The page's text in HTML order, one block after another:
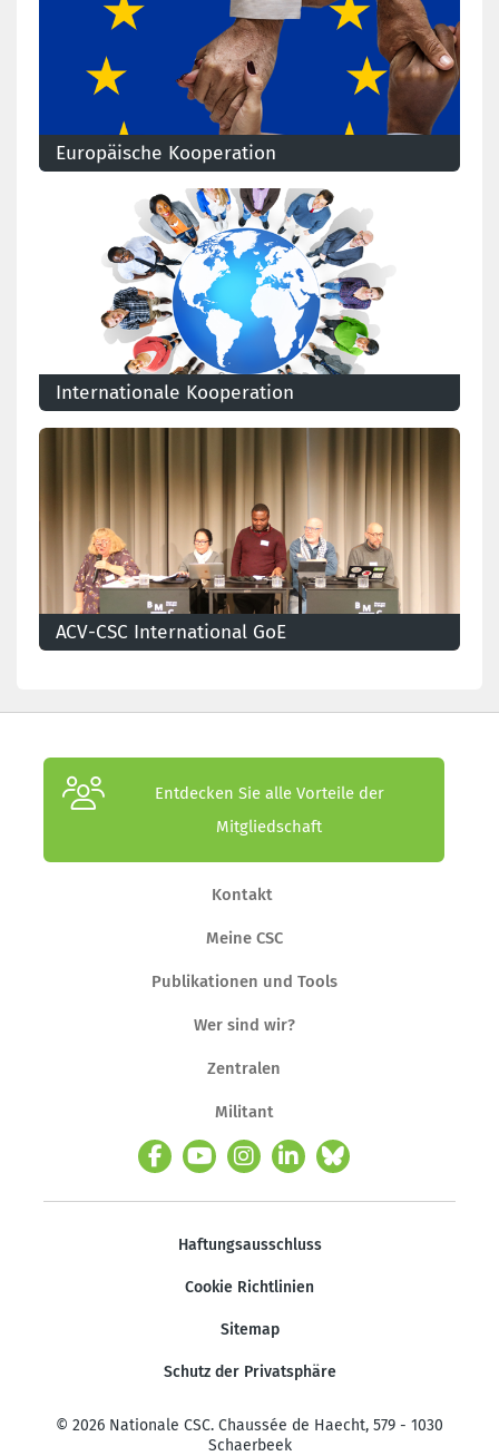
Europäische Kooperation
Mit dem Europäischen Gewerkschaftsbund kämpft die
CSC für ein gerechteres und sozialeres Europa.
Entdecken Sie unsere Gewerkschaftsaktionen und
unsere Forderungen im Bereich der Handespolitik.
Internationale Kooperation
Die internationale Solidarität ist ein wichtiger
ACV-CSC International GoE
Die ACV-CSC International unterstützt die
Entdecken Sie alle Vorteile der
Mitgliedschaft
Kontakt
Meine CSC
Publikationen und Tools
Wer sind wir?
Zentralen
Militant
Haftungsausschluss
Cookie Richtlinien
Sitemap
Schutz der Privatsphäre
© 2026 Nationale CSC. Chaussée de Haecht, 579 - 1030
Schaerbeek